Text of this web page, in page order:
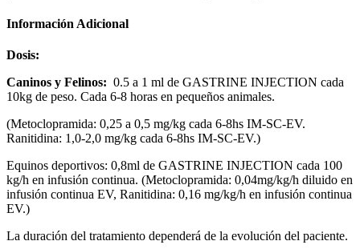
Información Adicional
Dosis:
Caninos y Felinos: 0.5 a 1 ml de GASTRINE INJECTION cada
10kg de peso. Cada 6-8 horas en pequeños animales.
(Metoclopramida: 0,25 a 0,5 mg/kg cada 6-8hs IM-SC-EV.
Ranitidina: 1,0-2,0 mg/kg cada 6-8hs IM-SC-EV.)
Equinos deportivos: 0,8ml de GASTRINE INJECTION cada 100
kg/h en infusión continua. (Metoclopramida: 0,04mg/kg/h diluido en
infusión continua EV, Ranitidina: 0,16 mg/kg/h en infusión continua
EV.)
La duración del tratamiento dependerá de la evolución del paciente.